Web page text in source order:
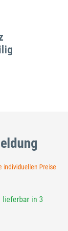
individuellen Preise
lieferbar in 3